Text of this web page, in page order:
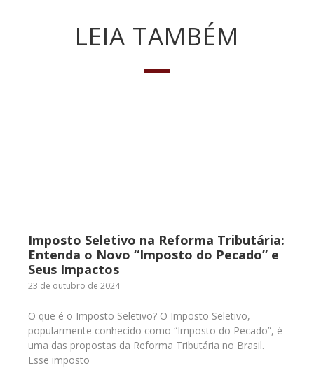
LEIA TAMBÉM
Imposto Seletivo na Reforma Tributária:
Entenda o Novo “Imposto do Pecado” e
Seus Impactos
23 de outubro de 2024
O que é o Imposto Seletivo? O Imposto Seletivo,
popularmente conhecido como “Imposto do Pecado”, é
uma das propostas da Reforma Tributária no Brasil.
Esse imposto